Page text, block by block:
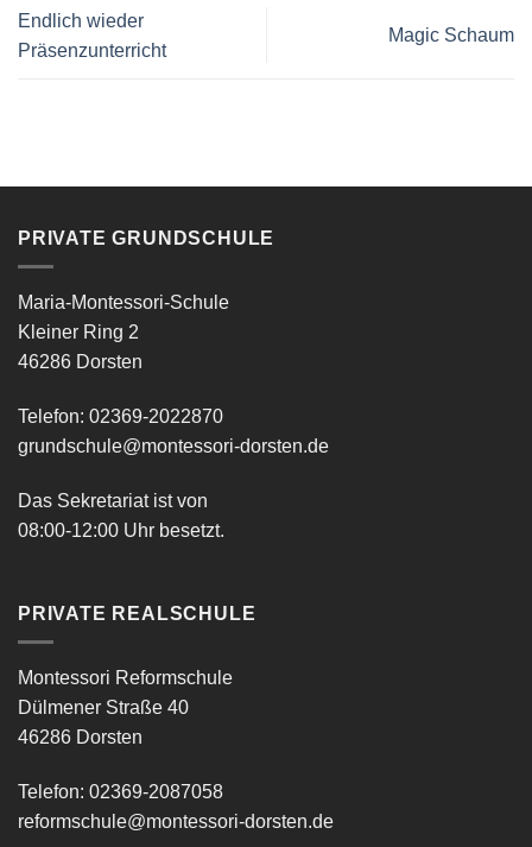
Endlich wieder
Präsenzunterricht
Magic Schaum
PRIVATE GRUNDSCHULE
Maria-Montessori-Schule
Kleiner Ring 2
46286 Dorsten
Telefon: 02369-2022870
grundschule@montessori-dorsten.de
Das Sekretariat ist von
08:00-12:00 Uhr besetzt.
PRIVATE REALSCHULE
Montessori Reformschule
Dülmener Straße 40
46286 Dorsten
Telefon: 02369-2087058
reformschule@montessori-dorsten.de